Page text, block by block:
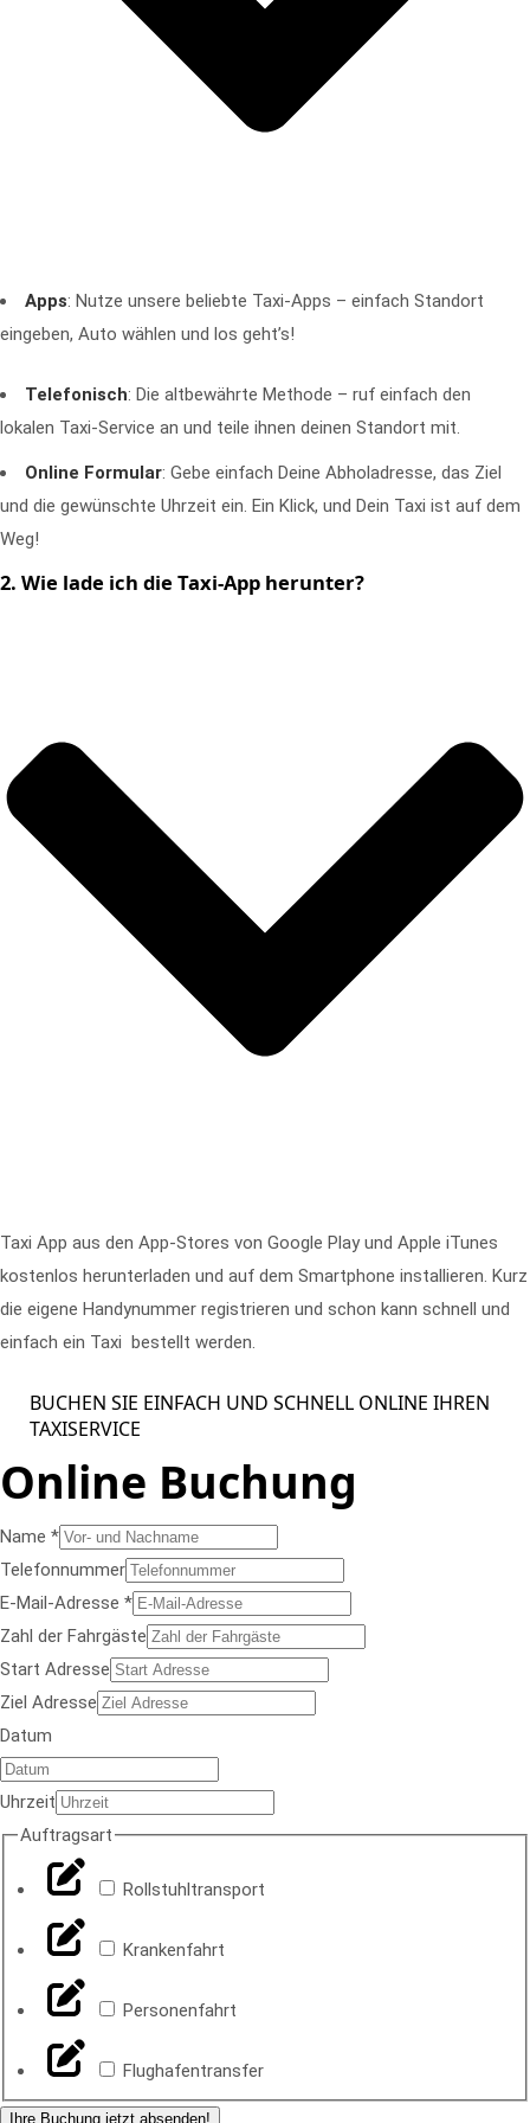
Apps: Nutze unsere beliebte Taxi-Apps – einfach Standort
eingeben, Auto wählen und los geht’s!
Telefonisch: Die altbewährte Methode – ruf einfach den
lokalen Taxi-Service an und teile ihnen deinen Standort mit.
Online Formular: Gebe einfach Deine Abholadresse, das Ziel
und die gewünschte Uhrzeit ein. Ein Klick, und Dein Taxi ist auf dem
Weg!
2. Wie lade ich die Taxi-App herunter?
Taxi App aus den App-Stores von Google Play und Apple iTunes
kostenlos herunterladen und auf dem Smartphone installieren. Kurz
die eigene Handynummer registrieren und schon kann schnell und
einfach ein Taxi bestellt werden.
BUCHEN SIE EINFACH UND SCHNELL ONLINE IHREN
TAXISERVICE
Online Buchung
F
a
h
r
g
ä
s
t
e
Z
r
Name *
Telefonnummer
E-Mail-Adresse *
Zahl der Fahrgäste
Start Adresse
Ziel Adresse
Datum
Uhrzeit
Auftragsart
Rollstuhltransport
Krankenfahrt
Personenfahrt
Flughafentransfer
Ihre Buchung jetzt absenden!